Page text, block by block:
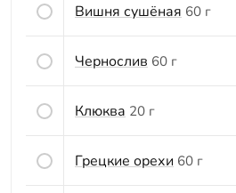
Вишня сушёная 60 г
Чернослив 60 г
Клюква 20 г
Грецкие орехи 60 г